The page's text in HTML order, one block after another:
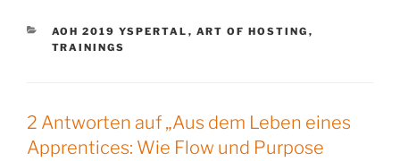
KATEGORIEN
AOH 2019 YSPERTAL , ART OF HOSTING ,
TRAININGS
2 Antworten auf „Aus dem Leben eines
Apprentices: Wie Flow und Purpose